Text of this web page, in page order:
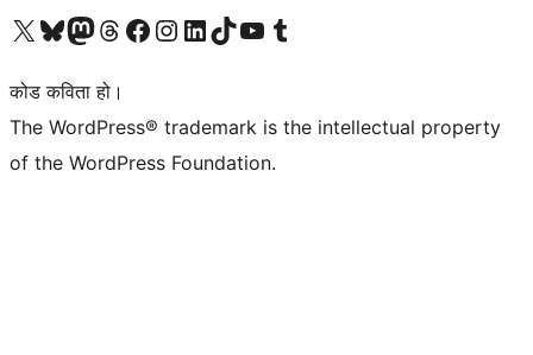
हाम्रो X (पहिले ट्विटर) खातामा जानुहोस्
हाम्रो Bluesky खाता भ्रमण गर्नुहोस्
हाम्रो म्यास्टोडन खाता भ्रमण गर्नुहोस्
हाम्रो थ्रेड्स खातामा जानुहोस्
हाम्रो फेसबुक पेजमा जानुहोस्
हाम्रो इन्स्टाग्राम खातामा जानुहोस्
हाम्रो लिङ्क्डइन खातामा जानुहोस्
हाम्रो TikTok खाता भ्रमण गर्नुहोस्
हाम्रो युट्युब च्यानलमा जानुहोस्
हाम्रो टम्बलर खाता भ्रमण गर्नुहोस्
कोड कविता हो।
The WordPress® trademark is the intellectual property
of the WordPress Foundation.